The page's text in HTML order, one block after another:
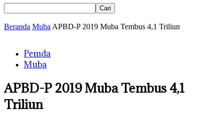
Beranda Muba APBD-P 2019 Muba Tembus 4,1 Triliun
Pemda
Muba
APBD-P 2019 Muba Tembus 4,1
Triliun